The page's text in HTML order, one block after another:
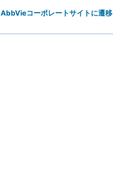
AbbVieコーポレートサイトに遷移